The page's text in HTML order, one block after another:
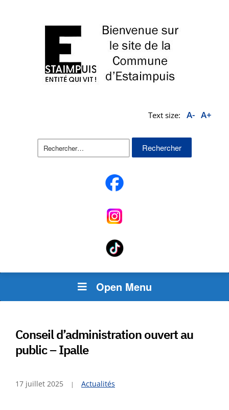
Text size: A- A+
Rechercher :
Open Menu
Conseil d’administration ouvert au
public – Ipalle
17 juillet 2025 Actualités